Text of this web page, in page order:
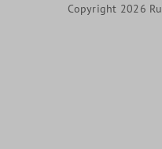
Copyright 2026